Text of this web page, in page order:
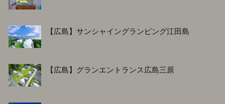
【広島】サンシャイングランピング江田島
【広島】グランエントランス広島三原